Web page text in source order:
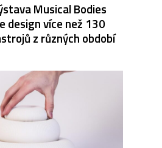
Musical Bodies
design více než 130
z různých období